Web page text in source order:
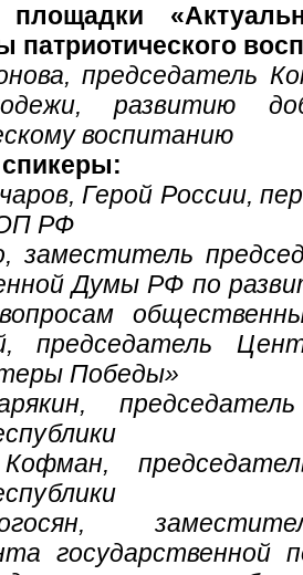
площадки
патриотического
председатель
развитию
воспитанию
Герой России,
РФ
заместитель
Думы РФ по
председатель
Победы»
Кофман,
государственной